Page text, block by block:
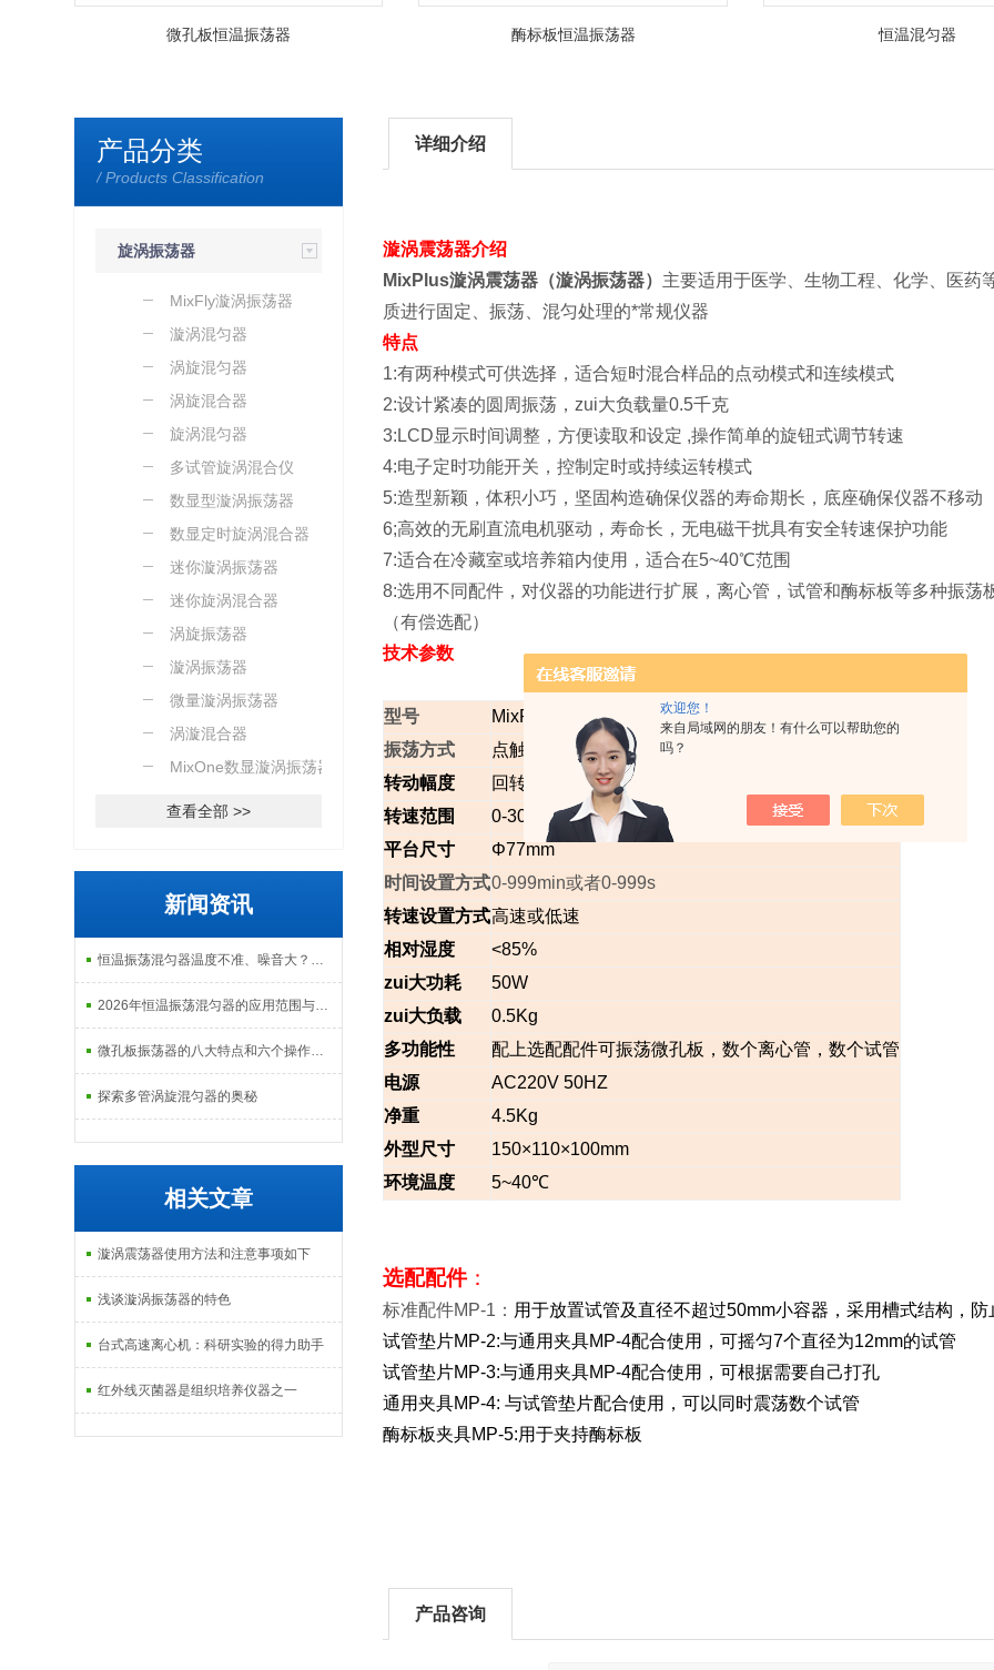
欢迎您！
来自局域网的朋友！有什么可以帮助您的
吗？
微孔板恒温振荡器 酶标板恒温振荡器 恒温混匀器
产品分类
/ Products Classification
旋涡振荡器
MixFly漩涡振荡器
漩涡混匀器
涡旋混匀器
涡旋混合器
旋涡混匀器
多试管旋涡混合仪
数显型漩涡振荡器
数显定时旋涡混合器
迷你漩涡振荡器
迷你旋涡混合器
涡旋振荡器
漩涡振荡器
微量漩涡振荡器
涡漩混合器
MixOne数显漩涡振荡器
查看全部 >>
新闻资讯
恒温振荡混匀器温度不准、噪音大？常见故障排查与解决指南
2026年恒温振荡混匀器的应用范围与市场前景分析
微孔板振荡器的八大特点和六个操作步骤
探索多管涡旋混匀器的奥秘
相关文章
漩涡震荡器使用方法和注意事项如下
浅谈漩涡振荡器的特色
台式高速离心机：科研实验的得力助手
红外线灭菌器是组织培养仪器之一
详细介绍
漩涡震荡器介绍
MixPlus漩涡震荡器（漩涡振荡器） 主要适用于医学、生物工程、化学、医药
质进行固定、振荡、混匀处理的*常规仪器
特点
1:有两种模式可供选择，适合短时混合样品的点动模式和连续模式
2:设计紧凑的圆周振荡，zui大负载量0.5千克
3:LCD显示时间调整，方便读取和设定 ,操作简单的旋钮式调节转速
4:电子定时功能开关，控制定时或持续运转模式
5:造型新颖，体积小巧，坚固构造确保仪器的寿命期长，底座确保仪器不移动
6;高效的无刷直流电机驱动，寿命长，无电磁干扰具有安全转速保护功能
7:适合在冷藏室或培养箱内使用，适合在5~40℃范围
8:选用不同配件，对仪器的功能进行扩展，离心管，试管和酶标板等多种振荡
（有偿选配）
技术参数
型号
MixPlus
振荡方式
点触或连续振动
转动幅度
回转直径 4.6mm
转速范围
0-3000rmp
平台尺寸
Φ77mm
时间设置方式0-999min或者0-999s
转速设置方式高速或低速
相对湿度
<85%
zui大功耗
50W
zui大负载
0.5Kg
多功能性
配上选配配件可振荡微孔板，数个离心管，数个试管
电源
AC220V 50HZ
净重
4.5Kg
外型尺寸
150×110×100mm
环境温度
5~40℃
选配配件 ：
标准配件MP-1： 用于放置试管及直径不超过50mm小容器，采用槽式结构，
试管垫片MP-2:与通用夹具MP-4配合使用，可摇匀7个直径为12mm的试管
试管垫片MP-3:与通用夹具MP-4配合使用，可根据需要自己打孔
通用夹具MP-4: 与试管垫片配合使用，可以同时震荡数个试管
酶标板夹具MP-5:用于夹持酶标板
产品咨询